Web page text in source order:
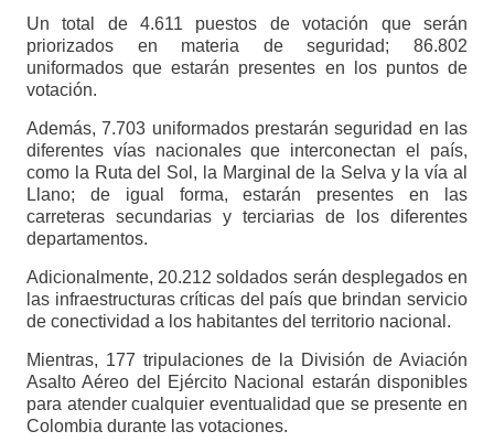
Un total de 4.611 puestos de votación que serán
priorizados en materia de seguridad; 86.802
uniformados que estarán presentes en los puntos de
votación.
Además, 7.703 uniformados prestarán seguridad en las
diferentes vías nacionales que interconectan el país,
como la Ruta del Sol, la Marginal de la Selva y la vía al
Llano; de igual forma, estarán presentes en las
carreteras secundarias y terciarias de los diferentes
departamentos.
Adicionalmente, 20.212 soldados serán desplegados en
las infraestructuras críticas del país que brindan servicio
de conectividad a los habitantes del territorio nacional.
Mientras, 177 tripulaciones de la División de Aviación
Asalto Aéreo del Ejército Nacional estarán disponibles
para atender cualquier eventualidad que se presente en
Colombia durante las votaciones.